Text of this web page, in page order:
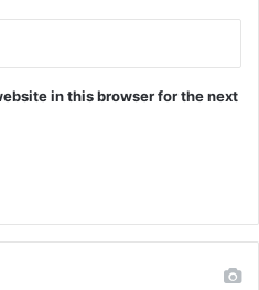
in this browser for the next